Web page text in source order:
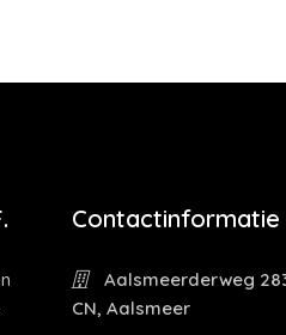
Contactinformatie
Aalsmeerderweg
CN, Aalsmeer